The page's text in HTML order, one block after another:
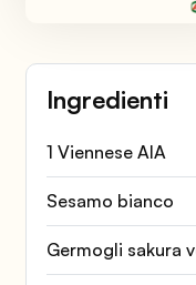
Ingredienti
1 Viennese AIA
Sesamo bianco
Germogli sakura